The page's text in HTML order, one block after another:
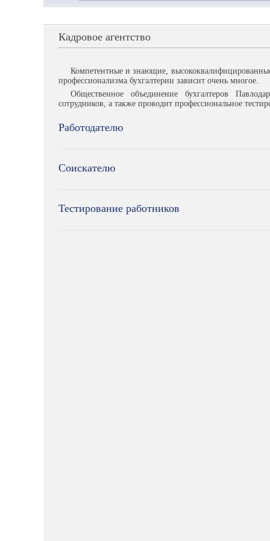
Кадровое агентство
Компетентные и знающие,
профессионализма бухгалтерии зависит очень многое.
Общественное объединение бухгалтеров
сотрудников, а также проводит профессиональное
Работодателю
Соискателю
Тестирование работников